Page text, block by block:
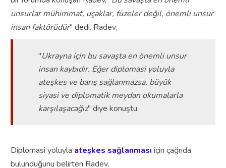
unsurlar mühimmat, uçaklar, füzeler değil, önemli unsur
insan faktörüdür" dedi. Radev,
"Ukrayna için bu savaşta en önemli unsur
insan kaybıdır. Eğer diplomasi yoluyla
ateşkes ve barış sağlanmazsa, büyük
siyasi ve diplomatik meydan okumalarla
karşılaşacağız" diye konuştu.
Diplomasi yoluyla ateşkes sağlanması için çağrıda
bulunduğunu belirten Radev,